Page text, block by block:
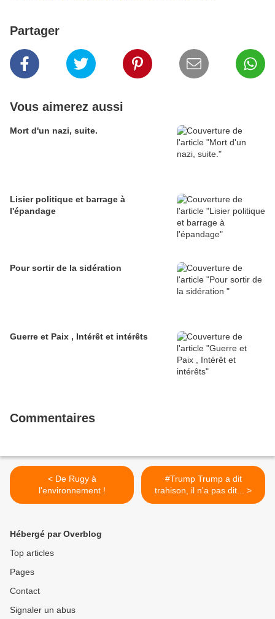
Partager
Vous aimerez aussi
Mort d'un nazi, suite.
Lisier politique et barrage à
l'épandage
Pour sortir de la sidération
Guerre et Paix , Intérêt et intérêts
Commentaires
< De Rugy à
l'environnement !
#Trump Trump a dit
trahison, il n'a pas dit... >
Hébergé par Overblog
Top articles
Pages
Contact
Signaler un abus